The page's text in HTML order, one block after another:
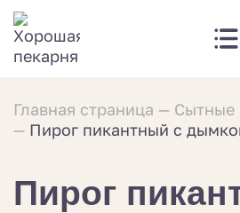
Главная страница
Сытные
Пирог пикантный с
Пирог